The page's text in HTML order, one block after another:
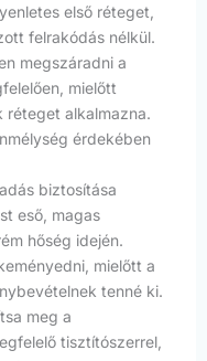
első réteget,
felrakódás nélkül.
megszáradni a
mielőtt
réteget alkalmazna.
érdekében
biztosítása
eső, magas
hőség idején.
mielőtt a
tenné ki.
meg a
tisztítószerrel,